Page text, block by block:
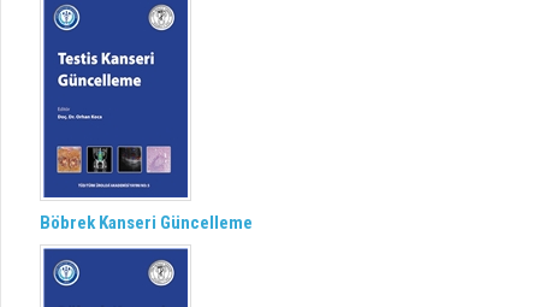
Böbrek Kanseri Güncelleme